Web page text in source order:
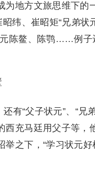
为地方文旅思维下的
纬、崔昭矩“兄弟状
陈鳌、陈鹗……例子
有“父子状元”、“兄
西充马廷用父子等，
之下，“学习状元